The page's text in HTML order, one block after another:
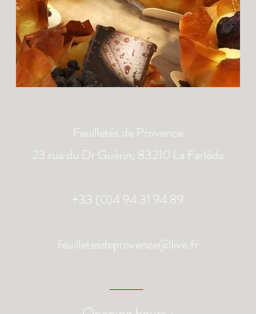
Feuilletés de Provence
23 rue du Dr Guérin, 83210 La Farlède
+33 (0)4 94 31 94 89
feuilletesdeprovence@live.fr